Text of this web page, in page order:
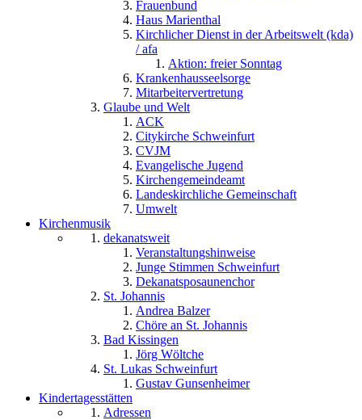
Frauenbund
Haus Marienthal
Kirchlicher Dienst in der Arbeitswelt (kda)
/ afa
Aktion: freier Sonntag
Krankenhausseelsorge
Mitarbeitervertretung
Glaube und Welt
ACK
Citykirche Schweinfurt
CVJM
Evangelische Jugend
Kirchengemeindeamt
Landeskirchliche Gemeinschaft
Umwelt
Kirchenmusik
dekanatsweit
Veranstaltungshinweise
Junge Stimmen Schweinfurt
Dekanatsposaunenchor
St. Johannis
Andrea Balzer
Chöre an St. Johannis
Bad Kissingen
Jörg Wöltche
St. Lukas Schweinfurt
Gustav Gunsenheimer
Kindertagesstätten
Adressen